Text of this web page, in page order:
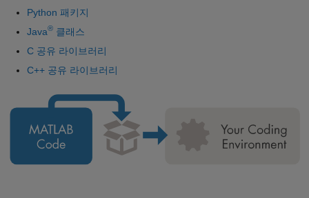
Python 패키지
Java®클래스
C 공유 라이브러리
C++ 공유 라이브러리